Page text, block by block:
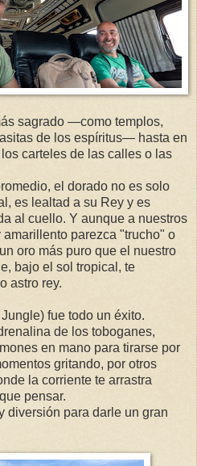
sagrado —como templos,
de los espíritus— hasta en
carteles de las calles o las
el dorado no es solo
es lealtad a su Rey y es
al cuello. Y aunque a nuestros
parezca "trucho" o
oro más puro que el nuestro
bajo el sol tropical, te
astro rey.
fue todo un éxito.
de los toboganes,
en mano para tirarse por
gritando, por otros
la corriente te arrastra
pensar.
diversión para darle un gran